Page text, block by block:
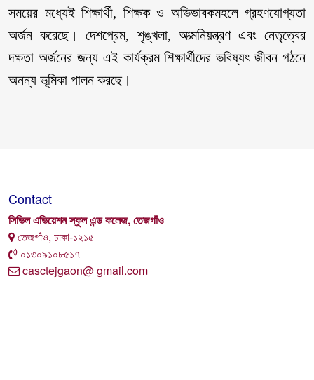
সময়ের মধ্যেই শিক্ষার্থী, শিক্ষক ও অভিভাবকমহলে গ্রহণযোগ্যতা
অর্জন করেছে। দেশপ্রেম, শৃঙ্খলা, আত্মনিয়ন্ত্রণ এবং নেতৃত্বের
দক্ষতা অর্জনের জন্য এই কার্যক্রম শিক্ষার্থীদের ভবিষ্যৎ জীবন গঠনে
অনন্য ভূমিকা পালন করছে।
Contact
সিভিল এভিয়েশন স্কুল এন্ড কলেজ, তেজগাঁও
তেজগাঁও, ঢাকা-১২১৫
০১৩০৯১০৮৫১৭
casctejgaon@ gmail.com